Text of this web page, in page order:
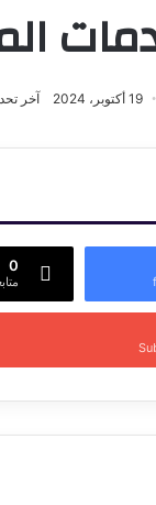
19 أكتوبر، 2024 آخر تحديث: 19
0